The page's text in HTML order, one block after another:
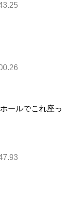
ールでこれ座っ